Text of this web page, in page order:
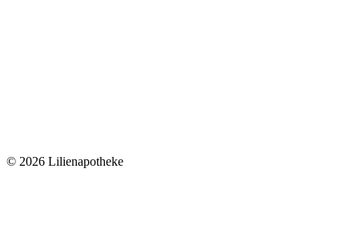
© 2026 Lilienapotheke